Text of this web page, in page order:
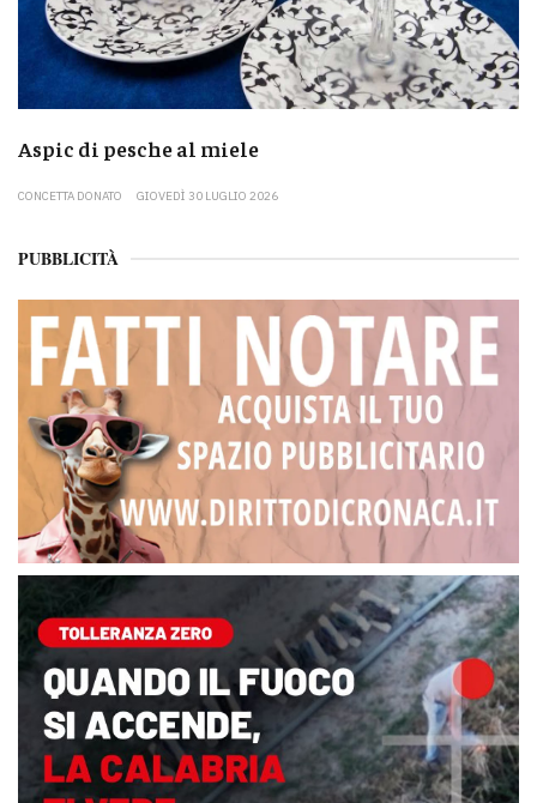
Aspic di pesche al miele
CONCETTA DONATO GIOVEDÌ 30 LUGLIO 2026
PUBBLICITÀ